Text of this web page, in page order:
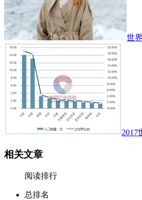
世
2017
相关文章
阅读排行
总排名